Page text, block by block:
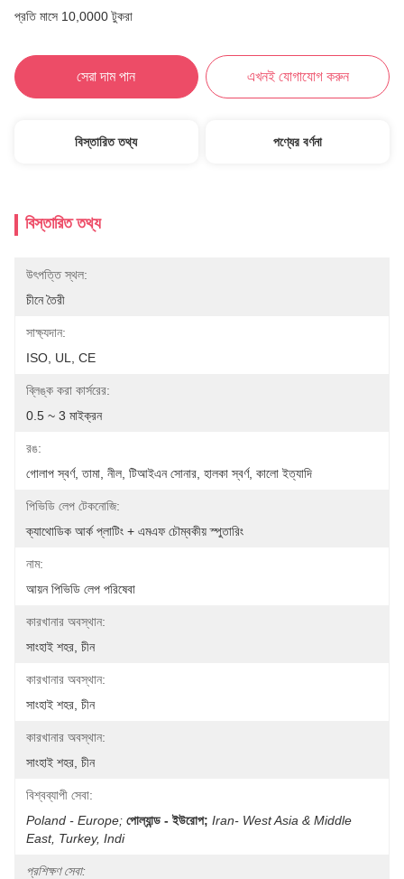
প্রতি মাসে 10,0000 টুকরা
সেরা দাম পান এখনই যোগাযোগ করুন
বিস্তারিত তথ্য পণ্যের বর্ণনা
বিস্তারিত তথ্য
উৎপত্তি স্থল:
চীনে তৈরী
সাক্ষ্যদান:
ISO, UL, CE
ব্লিঙ্ক করা কার্সরের:
0.5 ~ 3 মাইক্রন
রঙ:
গোলাপ স্বর্ণ, তামা, নীল, টিআইএন সোনার, হালকা স্বর্ণ, কালো ইত্যাদি
পিভিডি লেপ টেকনোজি:
ক্যাথোডিক আর্ক প্লাটিং + এমএফ চৌম্বকীয় স্পুতারিং
নাম:
আয়ন পিভিডি লেপ পরিষেবা
কারখানার অবস্থান:
সাংহাই শহর, চীন
কারখানার অবস্থান:
সাংহাই শহর, চীন
কারখানার অবস্থান:
সাংহাই শহর, চীন
বিশ্বব্যাপী সেবা:
Poland - Europe; পোল্যান্ড - ইউরোপ; Iran- West Asia & Middle
East, Turkey, Indi
প্রশিক্ষণ সেবা: